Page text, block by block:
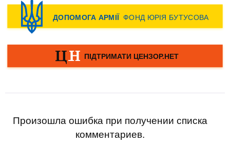
Произошла ошибка при получении списка
комментариев.